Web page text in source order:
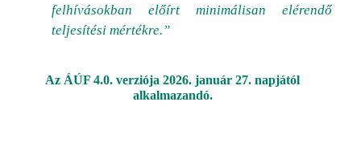
felhívásokban előírt minimálisan elérendő
teljesítési mértékre.”
Az ÁÚF 4.0. verziója 2026. január 27. napjától
alkalmazandó.